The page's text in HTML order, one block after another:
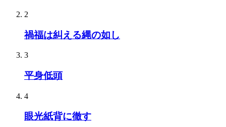
2
禍福は糾える縄の如し
3
平身低頭
4
眼光紙背に徹す